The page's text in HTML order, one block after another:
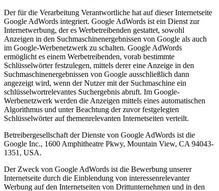
Der für die Verarbeitung Verantwortliche hat auf dieser Internetseite
Google AdWords integriert. Google AdWords ist ein Dienst zur
Internetwerbung, der es Werbetreibenden gestattet, sowohl
Anzeigen in den Suchmaschinenergebnissen von Google als auch
im Google-Werbenetzwerk zu schalten. Google AdWords
ermöglicht es einem Werbetreibenden, vorab bestimmte
Schlüsselwörter festzulegen, mittels derer eine Anzeige in den
Suchmaschinenergebnissen von Google ausschließlich dann
angezeigt wird, wenn der Nutzer mit der Suchmaschine ein
schlüsselwortrelevantes Suchergebnis abruft. Im Google-
Werbenetzwerk werden die Anzeigen mittels eines automatischen
Algorithmus und unter Beachtung der zuvor festgelegten
Schlüsselwörter auf themenrelevanten Internetseiten verteilt.
Betreibergesellschaft der Dienste von Google AdWords ist die
Google Inc., 1600 Amphitheatre Pkwy, Mountain View, CA 94043-
1351, USA.
Der Zweck von Google AdWords ist die Bewerbung unserer
Internetseite durch die Einblendung von interessenrelevanter
Werbung auf den Internetseiten von Drittunternehmen und in den